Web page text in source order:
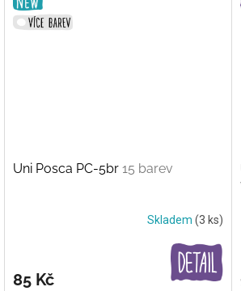
Uni Posca PC-5br 15 barev
Skladem (3 ks)
85 Kč